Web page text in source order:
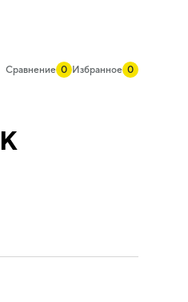
Сравнение 0 Избранное 0